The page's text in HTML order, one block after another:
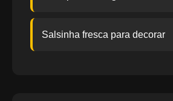
Salsinha fresca para decorar